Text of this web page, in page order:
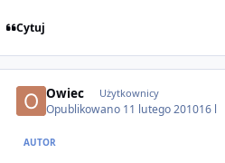
Cytuj
Owiec Użytkownicy
Opublikowano 11 lutego 201016 l
AUTOR